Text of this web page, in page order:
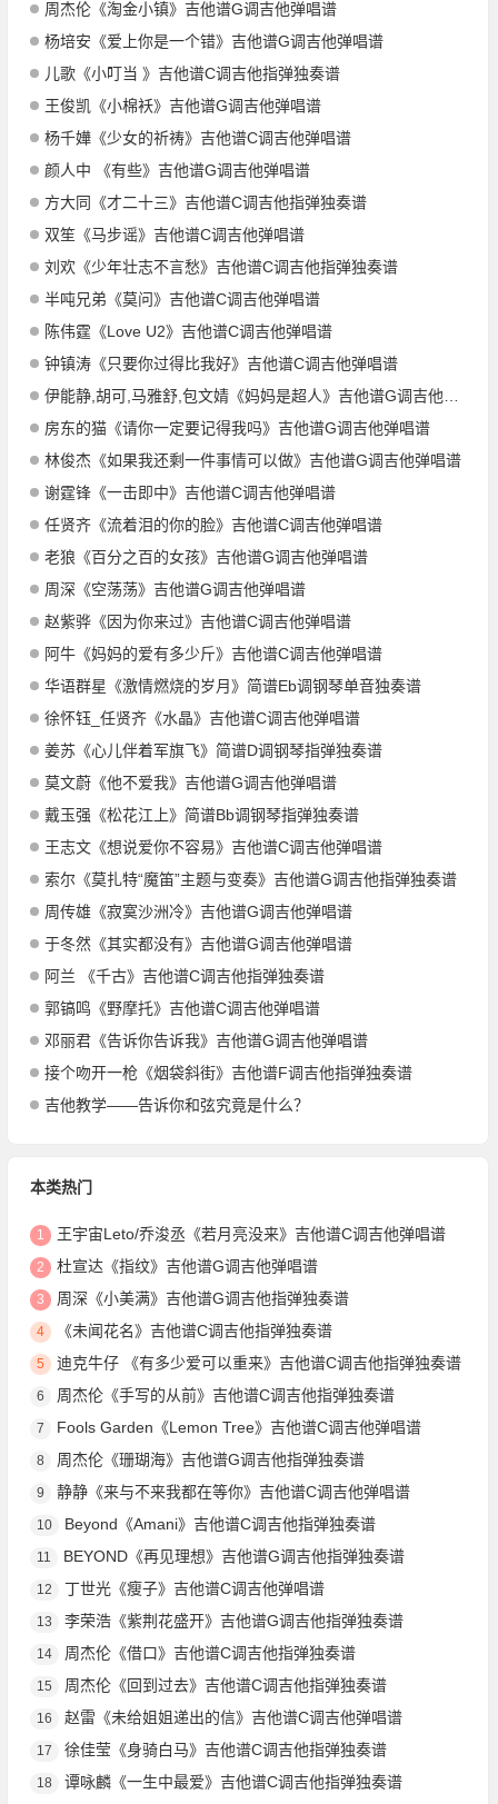
周杰伦《淘金小镇》吉他谱G调吉他弹唱谱
杨培安《爱上你是一个错》吉他谱G调吉他弹唱谱
儿歌《小叮当 》吉他谱C调吉他指弹独奏谱
王俊凯《小棉袄》吉他谱G调吉他弹唱谱
杨千嬅《少女的祈祷》吉他谱C调吉他弹唱谱
颜人中 《有些》吉他谱G调吉他弹唱谱
方大同《才二十三》吉他谱C调吉他指弹独奏谱
双笙《马步谣》吉他谱C调吉他弹唱谱
刘欢《少年壮志不言愁》吉他谱C调吉他指弹独奏谱
半吨兄弟《莫问》吉他谱C调吉他弹唱谱
陈伟霆《Love U2》吉他谱C调吉他弹唱谱
钟镇涛《只要你过得比我好》吉他谱C调吉他弹唱谱
伊能静,胡可,马雅舒,包文婧《妈妈是超人》吉他谱G调吉他弹唱谱
房东的猫《请你一定要记得我吗》吉他谱G调吉他弹唱谱
林俊杰《如果我还剩一件事情可以做》吉他谱G调吉他弹唱谱
谢霆锋《一击即中》吉他谱C调吉他弹唱谱
任贤齐《流着泪的你的脸》吉他谱C调吉他弹唱谱
老狼《百分之百的女孩》吉他谱G调吉他弹唱谱
周深《空荡荡》吉他谱G调吉他弹唱谱
赵紫骅《因为你来过》吉他谱C调吉他弹唱谱
阿牛《妈妈的爱有多少斤》吉他谱C调吉他弹唱谱
华语群星《激情燃烧的岁月》简谱Eb调钢琴单音独奏谱
徐怀钰_任贤齐《水晶》吉他谱C调吉他弹唱谱
姜苏《心儿伴着军旗飞》简谱D调钢琴指弹独奏谱
莫文蔚《他不爱我》吉他谱G调吉他弹唱谱
戴玉强《松花江上》简谱Bb调钢琴指弹独奏谱
王志文《想说爱你不容易》吉他谱C调吉他弹唱谱
索尔《莫扎特“魔笛”主题与变奏》吉他谱G调吉他指弹独奏谱
周传雄《寂寞沙洲冷》吉他谱G调吉他弹唱谱
于冬然《其实都没有》吉他谱G调吉他弹唱谱
阿兰 《千古》吉他谱C调吉他指弹独奏谱
郭镐鸣《野摩托》吉他谱C调吉他弹唱谱
邓丽君《告诉你告诉我》吉他谱G调吉他弹唱谱
接个吻开一枪《烟袋斜街》吉他谱F调吉他指弹独奏谱
吉他教学——告诉你和弦究竟是什么？
本类热门
1 王宇宙Leto/乔浚丞《若月亮没来》吉他谱C调吉他弹唱谱
2 杜宣达《指纹》吉他谱G调吉他弹唱谱
3 周深《小美满》吉他谱G调吉他指弹独奏谱
4 《未闻花名》吉他谱C调吉他指弹独奏谱
5 迪克牛仔 《有多少爱可以重来》吉他谱C调吉他指弹独奏谱
6 周杰伦《手写的从前》吉他谱C调吉他指弹独奏谱
7 Fools Garden《Lemon Tree》吉他谱C调吉他弹唱谱
8 周杰伦《珊瑚海》吉他谱G调吉他指弹独奏谱
9 静静《来与不来我都在等你》吉他谱C调吉他弹唱谱
10 Beyond《Amani》吉他谱C调吉他指弹独奏谱
11 BEYOND《再见理想》吉他谱G调吉他指弹独奏谱
12 丁世光《瘦子》吉他谱C调吉他弹唱谱
13 李荣浩《紫荆花盛开》吉他谱G调吉他指弹独奏谱
14 周杰伦《借口》吉他谱C调吉他指弹独奏谱
15 周杰伦《回到过去》吉他谱C调吉他指弹独奏谱
16 赵雷《未给姐姐递出的信》吉他谱C调吉他弹唱谱
17 徐佳莹《身骑白马》吉他谱C调吉他指弹独奏谱
18 谭咏麟《一生中最爱》吉他谱C调吉他指弹独奏谱